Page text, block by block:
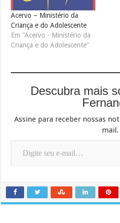
Acervo – Ministério da
Criança e do Adolescente
Em "Acervo - Ministério da
Criança e do Adolescente"
Descubra mais
Assine para receber nossas
mail.
Digite seu e-mail…